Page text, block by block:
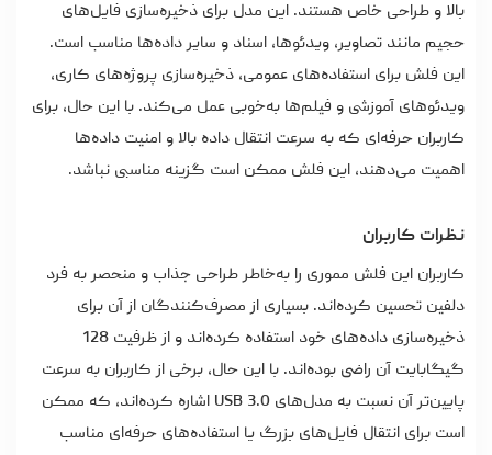
بالا و طراحی خاص هستند. این مدل برای ذخیره‌سازی فایل‌های
حجیم مانند تصاویر، ویدئوها، اسناد و سایر داده‌ها مناسب است.
این فلش برای استفاده‌های عمومی، ذخیره‌سازی پروژه‌های کاری،
ویدئوهای آموزشی و فیلم‌ها به‌خوبی عمل می‌کند. با این حال، برای
کاربران حرفه‌ای که به سرعت انتقال داده بالا و امنیت داده‌ها
اهمیت می‌دهند، این فلش ممکن است گزینه مناسبی نباشد.
نظرات کاربران
کاربران این فلش مموری را به‌خاطر طراحی جذاب و منحصر به فرد
دلفین تحسین کرده‌اند. بسیاری از مصرف‌کنندگان از آن برای
ذخیره‌سازی داده‌های خود استفاده کرده‌اند و از ظرفیت 128
گیگابایت آن راضی بوده‌اند. با این حال، برخی از کاربران به سرعت
پایین‌تر آن نسبت به مدل‌های USB 3.0 اشاره کرده‌اند، که ممکن
است برای انتقال فایل‌های بزرگ یا استفاده‌های حرفه‌ای مناسب